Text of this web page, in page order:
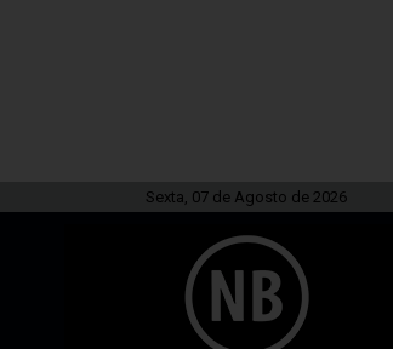
Sexta, 07 de Agosto de 2026